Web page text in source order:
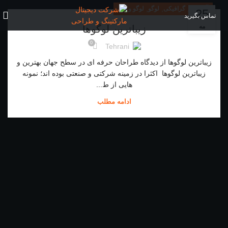
تماس بگیرید
25
مه
آموزش گرافیکی لوگو لوگو و آرم
زیباترین لوگوها
Tehrani
0
زیباترین لوگوها از دیدگاه طراحان حرفه ای در سطح جهان بهترین و
زیباترین لوگوها اکثرا در زمینه شرکتی و صنعتی بوده اند؛ نمونه
هایی از ط...
ادامه مطلب